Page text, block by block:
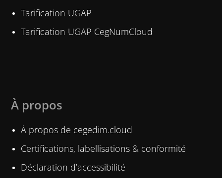
Tarification UGAP
Tarification UGAP CegNumCloud
À propos
À propos de cegedim.cloud
Certifications, labellisations & conformité
Déclaration d’accessibilité